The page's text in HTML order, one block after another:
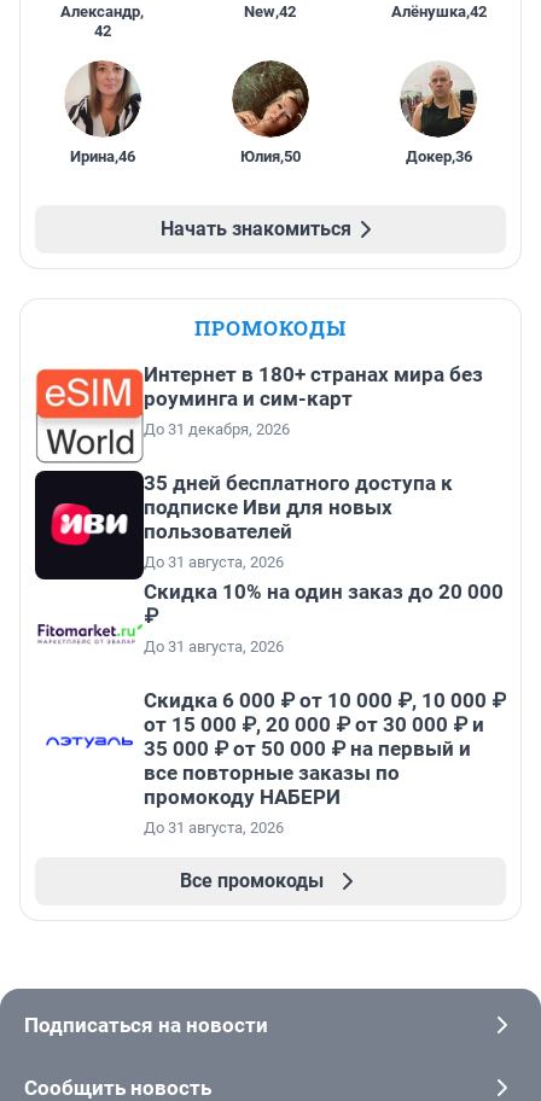
Александр,
42
New,42 Алёнушка,42
Ирина,46 Юлия,50 Докер,36
Начать знакомиться
ПРОМОКОДЫ
Интернет в 180+ странах мира без
роуминга и сим-карт
До 31 декабря, 2026
35 дней бесплатного доступа к
подписке Иви для новых
пользователей
До 31 августа, 2026
Скидка 10% на один заказ до 20 000
₽
До 31 августа, 2026
Скидка 6 000 ₽ от 10 000 ₽, 10 000 ₽
от 15 000 ₽, 20 000 ₽ от 30 000 ₽ и
35 000 ₽ от 50 000 ₽ на первый и
все повторные заказы по
промокоду НАБЕРИ
До 31 августа, 2026
Все промокоды
Подписаться на новости
Сообщить новость